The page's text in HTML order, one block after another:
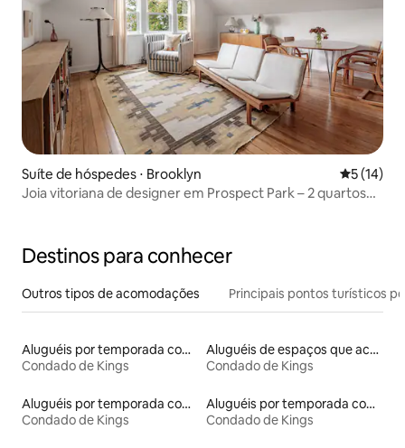
Suíte de hóspedes ⋅ Brooklyn 5 de uma
5 (14)
Joia vitoriana de designer em Prospect Park – 2 quartos
Destinos para conhecer
Outros tipos de acomodações Principais pontos turísticos
Aluguéis por temporada com banheira de hidromassagem
Condado de Kings
Aluguéis de espaços que aceitam animais de estimação
Condado de Kings
Aluguéis por temporada com sauna
Condado de Kings
Aluguéis por temporada com acesso à praia
Condado de Kings